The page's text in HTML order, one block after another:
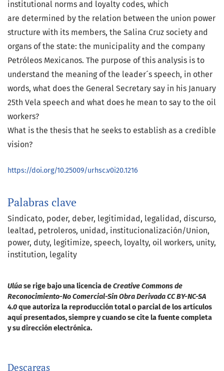
Palabras clave
Sindicato poder deber legitimidad legalidad discurso
lealtad petroleros unidad institucionalización/Union
power duty legitimize speech loyalty oil workers unity
institution legality
institutional norms and loyalty codes, which
are determined by the relation between the union power
structure with its members, the Salina Cruz society and
organs of the state: the municipality and the company
Petróleos Mexicanos. The purpose of this analysis is to
understand the meaning of the leader´s speech, in other
words, what does the General Secretary say in his January
25th Vela speech and what does he mean to say to the oil
workers?
What is the thesis that he seeks to establish as a credible
vision?
https://doi.org/10.25009/urhsc.v0i20.1216
Ulúase rige bajo una licencia deCreative Commons de
Reconocimiento-No Comercial-Sin Obra Derivada CC BY-NC-SA
4.0que autoriza la reproducción total o parcial de los artículos
aquí presentados, siempre y cuando se cite la fuente completa
y su dirección electrónica.
Descargas